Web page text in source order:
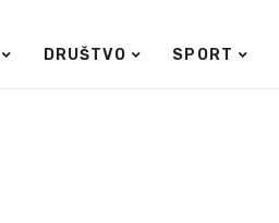
DRUŠTVO SPORT